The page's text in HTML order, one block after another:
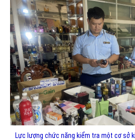
Lực lượng chức năng kiểm tra một cơ sở